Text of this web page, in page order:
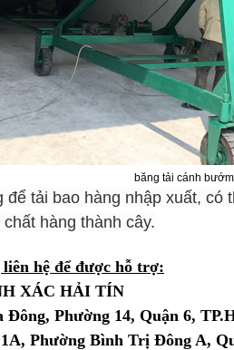
băng tải cánh
tải bao hàng nhập xuất,
hàng thành cây.
hệ để được hỗ trợ:
XÁC HẢI TÍN
Đông, Phường 14, Quận 6,
Phường Bình Trị Đông A,